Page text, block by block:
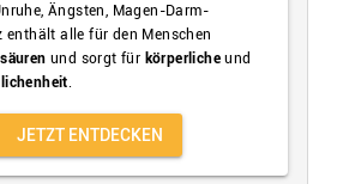
Ängsten, Magen-Darm-
enthält alle für den Menschen
und sorgt für körperlicheund
JETZT ENTDECKEN